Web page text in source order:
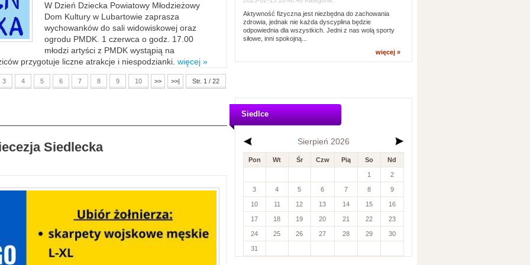
W Dzień Dziecka Powiatowy Młodzieżowy
Dom Kultury w Lubartowie zaprasza
wychowanków do sali widowiskowej oraz
ogrodu PMDK. 1 czerwca o godz. 17.00
młodzi artyści z PMDK wystąpią na
przygotuje liczne atrakcje i niespodzianki. więcej »
3 4 5 6 7 8 9 10 >> >>| Str. 1 / 22
Siedlecka
Aktywność fizyczna jest niezbędna do zachowania
zdrowia, jednak nie każda dyscyplina będzie
odpowiednia dla wszystkich. Jedni z nas wolą sporty
siłowe, inni spokojną...
więcej »
Siedlce
Sierpień 2026
Pon Wt Śr Czw Pią So Nd
1 2
3 4 5 6 7 8 9
10 11 12 13 14 15 16
17 18 19 20 21 22 23
24 25 26 27 28 29 30
31